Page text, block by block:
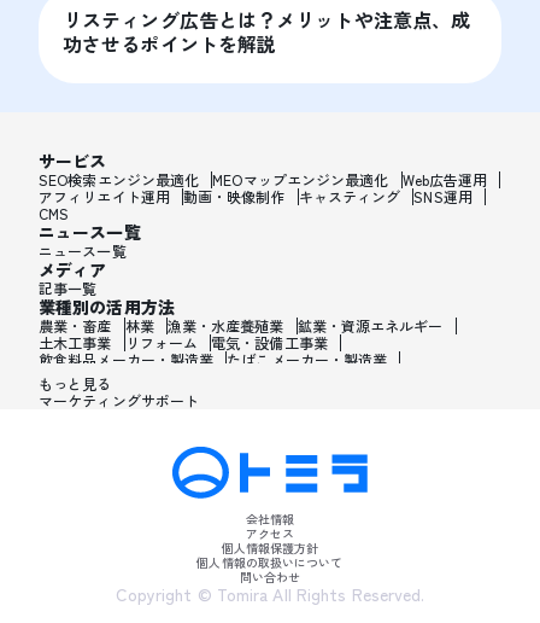
リスティング広告とは？メリットや注意点、成
功させるポイントを解説
サービス
SEO検索エンジン最適化 MEOマップエンジン最適化
Web広告運用
アフィリエイト運用
動画・映像制作 キャスティング
SNS運用
CMS
ニュース一覧
ニュース一覧
メディア
記事一覧
業種別の活用方法
農業・畜産 林業 漁業・水産養殖業
鉱業・資源エネルギー
土木工事業
リフォーム
電気・設備工事業
飲食料品メーカー・製造業
たばこメーカー・製造業
飼料・ペットフードメーカー・製造業
木材・建材メーカー・製造業
家具・オフィス用品メーカー・製造業
印刷・製本・印刷加工メーカー・製造業
医薬品メーカー・製造業
化粧品メーカー・製造業
香水メーカー・製造業
シャンプー・リンスメーカー・製造業
ワックス・整髪料・薄毛薬メーカー・製造業
歯磨き粉・日焼け止め・髭剃り用化粧品メーカー・製造業
石油・ゴム・プラスチックメーカー・製造業
皮革製造・皮革品メーカー・製造業
ガラス・炭素・コンクリート・陶磁器メーカー・製造業
金属・鉄鋼・非金属メーカー・製造業
金属加工品メーカー・製造業
産業用機械メーカー・製造業
もっと見る
マーケティングサポート
会社情報
アクセス
個人情報保護方針
個人情報の取扱いについて
問い合わせ
Copyright © Tomira All Rights Reserved.